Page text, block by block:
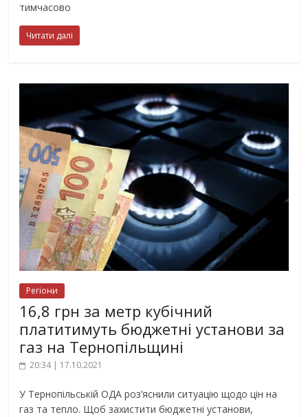
тимчасово
Читати далі
Регіони
16,8 грн за метр кубічний
платитимуть бюджетні установи за
газ на Тернопільщині
20:34 | 17.10.2021
У Тернопільській ОДА роз’яснили ситуацію щодо цін на
газ та тепло. Щоб захистити бюджетні установи,